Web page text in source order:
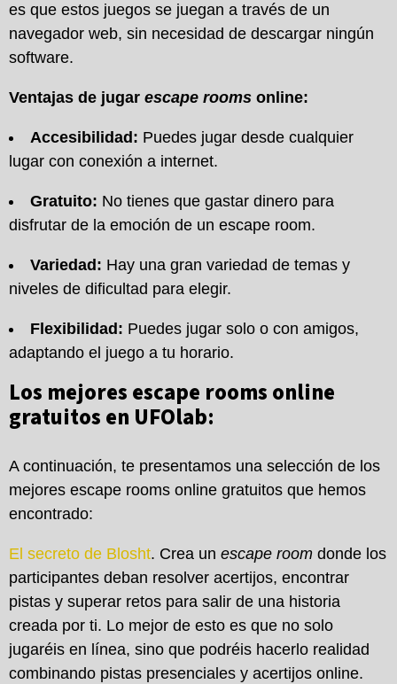
es que estos juegos se juegan a través de un
navegador web, sin necesidad de descargar ningún
software.
Ventajas de jugar escape rooms online:
Accesibilidad: Puedes jugar desde cualquier
lugar con conexión a internet.
Gratuito: No tienes que gastar dinero para
disfrutar de la emoción de un escape room.
Variedad: Hay una gran variedad de temas y
niveles de dificultad para elegir.
Flexibilidad: Puedes jugar solo o con amigos,
adaptando el juego a tu horario.
Los mejores escape rooms online
gratuitos en UFOlab:
A continuación, te presentamos una selección de los
mejores escape rooms online gratuitos que hemos
encontrado:
El secreto de Blosht. Crea un escape room donde los
participantes deban resolver acertijos, encontrar
pistas y superar retos para salir de una historia
creada por ti. Lo mejor de esto es que no solo
jugaréis en línea, sino que podréis hacerlo realidad
combinando pistas presenciales y acertijos online.